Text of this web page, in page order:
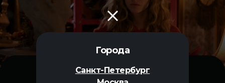
Города
Санкт-Петербург